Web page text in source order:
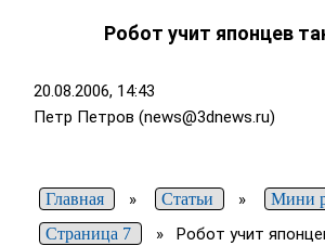
Робот учит японцев
20.08.2006, 14:43
Петр Петров (news@3dnews.ru)
Главная » Статьи » Мини
Страница 7 » Робот учит